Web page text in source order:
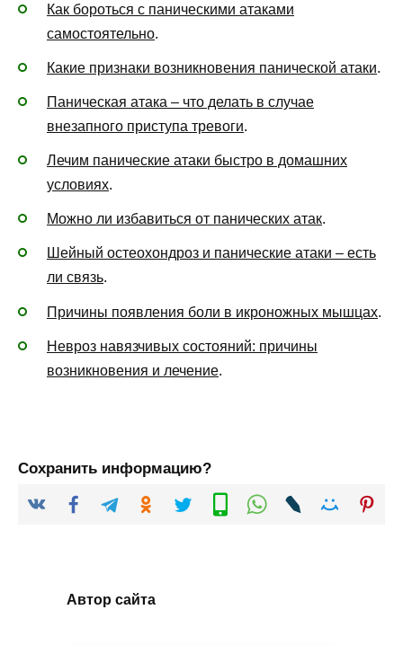
Как бороться с паническими атаками
самостоятельно.
Какие признаки возникновения панической атаки.
Паническая атака – что делать в случае
внезапного приступа тревоги.
Лечим панические атаки быстро в домашних
условиях.
Можно ли избавиться от панических атак.
Шейный остеохондроз и панические атаки – есть
ли связь.
Причины появления боли в икроножных мышцах.
Невроз навязчивых состояний: причины
возникновения и лечение.
Сохранить информацию?
Автор сайта